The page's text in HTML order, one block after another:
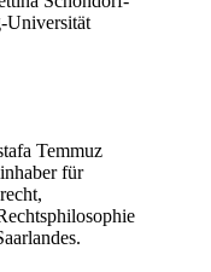
Universität
Temmuz
für